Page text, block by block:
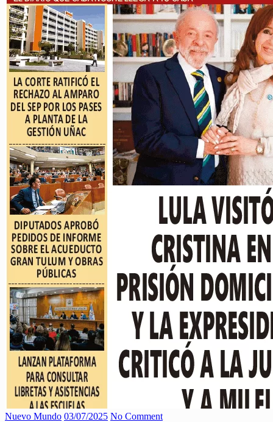
Nuevo Mundo 03/07/2025 No Comment